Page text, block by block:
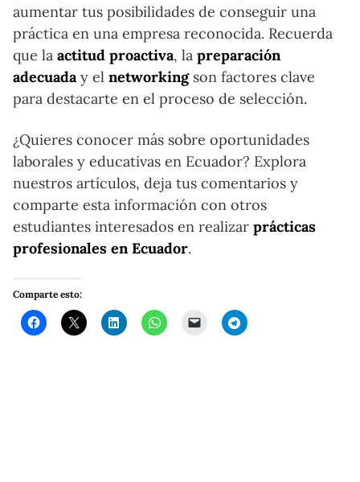
aumentar tus posibilidades de conseguir una
práctica en una empresa reconocida. Recuerda
que la actitud proactiva, la preparación
adecuaday el networkingson factores clave
para destacarte en el proceso de selección.
¿Quieres conocer más sobre oportunidades
laborales y educativas en Ecuador? Explora
nuestros artículos, deja tus comentarios y
comparte esta información con otros
estudiantes interesados en realizar prácticas
profesionales en Ecuador.
Comparte esto: